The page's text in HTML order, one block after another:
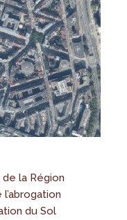
la Région
du Sol